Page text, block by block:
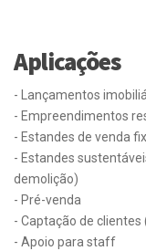
Aplicações
- Lançamentos
- Empreendimentos
- Estandes de venda
- Estandes
demolição)
- Pré-venda
- Captação de clientes
- Apoio para staff